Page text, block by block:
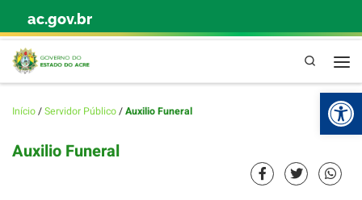
Skip to content
ac.gov.br
Pesquisa
Início/Servidor Público/Auxilio Funeral
Auxilio Funeral